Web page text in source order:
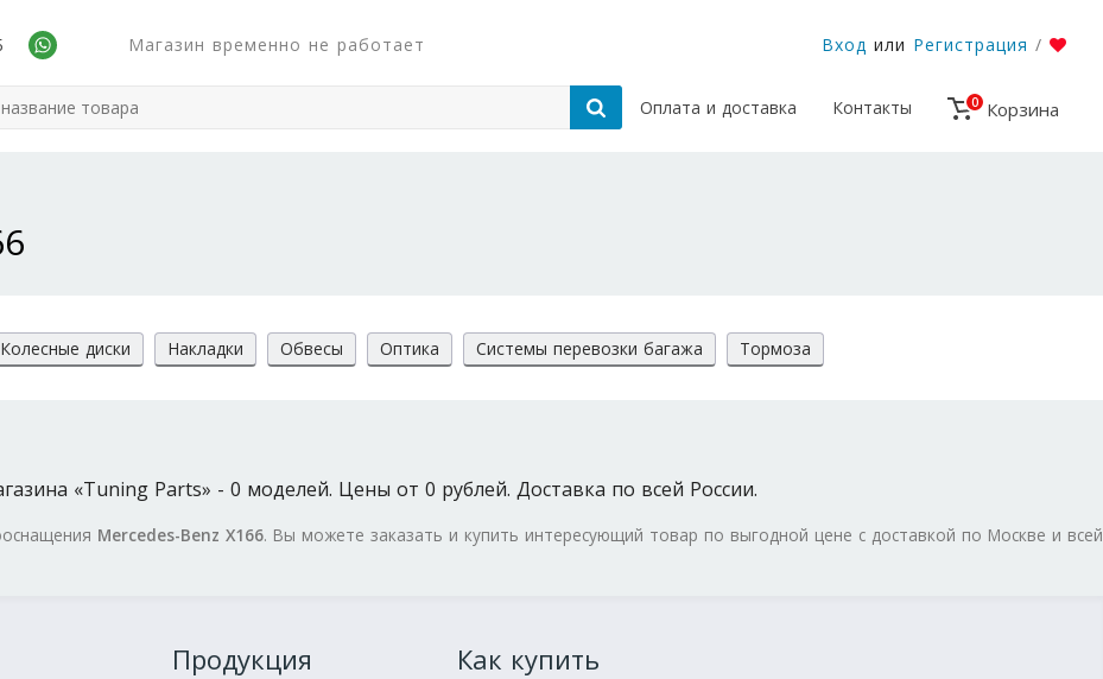
Магазин временно не работает Вход или Регистрация /
Оплата и доставка Контакты 0 Корзина
Колесные диски Накладки Обвесы Оптика Системы перевозки багажа Тормоза
«Tuning Parts» - 0 моделей. Цены от 0 рублей. Доставка по всей России.
Mercedes-Benz X166. Вы можете заказать и купить интересующий товар по выгодной цене с доставкой по Москве и всей
Продукция Как купить